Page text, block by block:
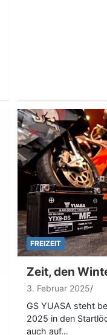
FREIZEIT
Zeit, den
3. Februar 2025
GS YUASA steht
2025 in den
auch auf…